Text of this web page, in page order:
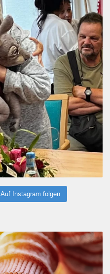
Auf Instagram folgen